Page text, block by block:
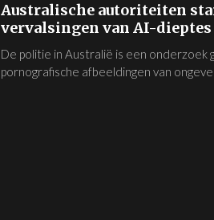
Australische autoriteiten
vervalsingen van AI-dieptes
De politie in Australië is een
pornografische afbeeldingen van